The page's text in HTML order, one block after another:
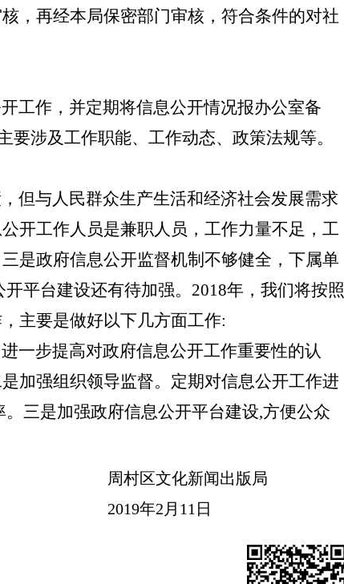
，再经本局保密部门审核，符合条件的对社
工作，并定期将信息公开情况报办公室备
涉及工作职能、工作动态、政策法规等。
但与人民群众生产生活和经济社会发展需求
开工作人员是兼职人员，工作力量不足，工
是政府信息公开监督机制不够健全，下属单
平台建设还有待加强。2018年，我们将按照
主要是做好以下几方面工作:
一步提高对政府信息公开工作重要性的认
加强组织领导监督。定期对信息公开工作进
三是加强政府信息公开平台建设,方便公众
周村区文化新闻出版局
2019年2 月 11 日